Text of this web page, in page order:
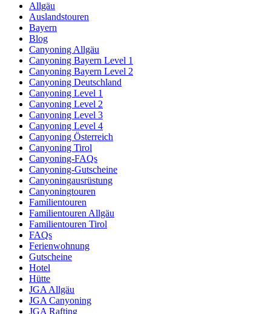
Allgäu
Auslandstouren
Bayern
Blog
Canyoning Allgäu
Canyoning Bayern Level 1
Canyoning Bayern Level 2
Canyoning Deutschland
Canyoning Level 1
Canyoning Level 2
Canyoning Level 3
Canyoning Level 4
Canyoning Österreich
Canyoning Tirol
Canyoning-FAQs
Canyoning-Gutscheine
Canyoningausrüstung
Canyoningtouren
Familientouren
Familientouren Allgäu
Familientouren Tirol
FAQs
Ferienwohnung
Gutscheine
Hotel
Hütte
JGA Allgäu
JGA Canyoning
JGA Rafting